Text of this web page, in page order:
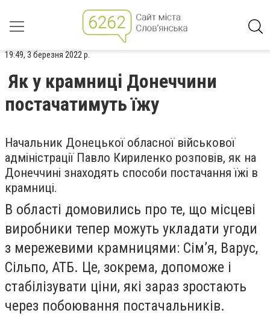
19:49, 3 березня 2022 р.
Як у крамниці Донеччини
постачатимуть їжу
Начальник Донецької обласної військової
адміністрації Павло Кириленко розповів, як на
Донеччині знаходять способи постачання їжі в
крамниці.
В області домовились про те, що місцеві
виробники тепер можуть укладати угоди
з мережевими крамницями: Сім’я, Варус,
Сільпо, АТБ. Це, зокрема, допоможе і
стабілізувати ціни, які зараз зростають
через побоювання постачальників.